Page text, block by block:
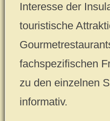
Interesse der
touristische
fachspezifischen
zu den einzelnen
informativ.